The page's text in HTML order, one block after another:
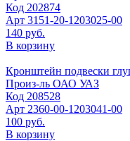
Код 202874
Арт 3151-20-1203025-00
140 руб.
В корзину
Кронштейн подвески
Произ-ль ОАО УАЗ
Код 208528
Арт 2360-00-1203041-00
100 руб.
В корзину